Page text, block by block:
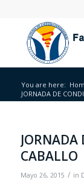
You are here:
JORNADA DE
JORNADA
CABALLO
Mayo 26, 2015 / in